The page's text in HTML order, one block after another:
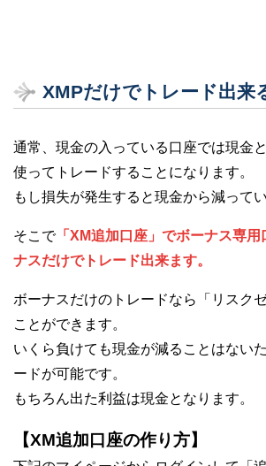
XMPだけでトレード出来
通常、現金の入っている口座では現金
使ってトレードすることになります。
もし損失が発生すると現金から減ってい
そこで「XM追加口座」でボーナス専用
ナスだけでトレード出来ます。
ボーナスだけのトレードなら「リスク
ことができます。
いくら負けても現金が減ることはない
ードが可能です。
もちろん出た利益は現金となります。
【XM追加口座の作り方】